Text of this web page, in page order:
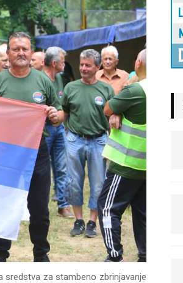
sredstva za stambeno zbrinjavanje